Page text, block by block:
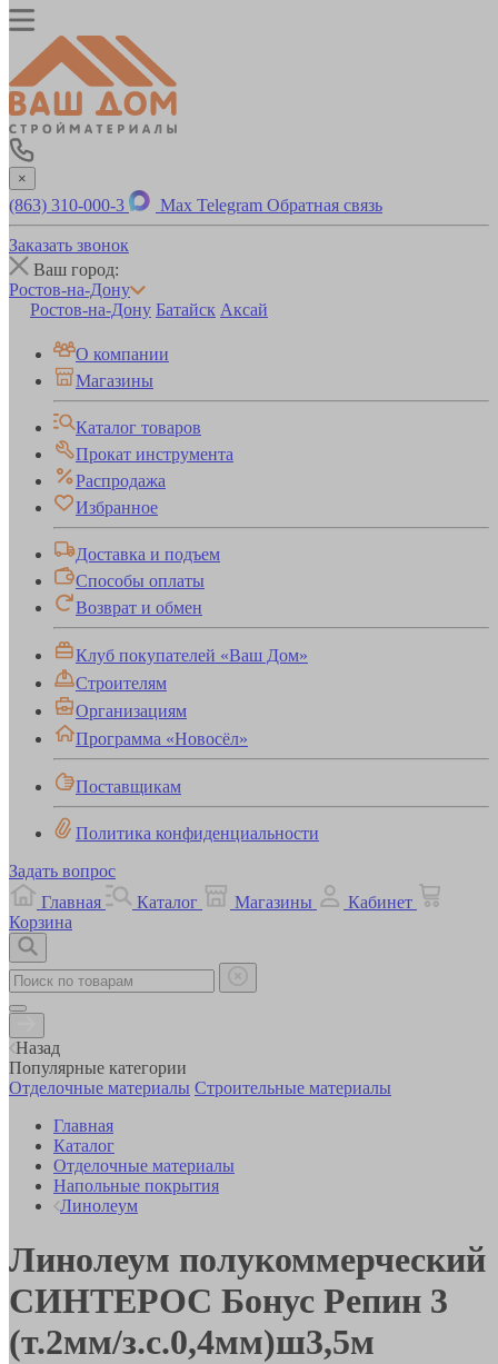
×
(863) 310-000-3 Max Telegram Обратная связь
Заказать звонок
Ваш город:
Ростов-на-Дону
Ростов-на-Дону Батайск Аксай
О компании
Магазины
Каталог товаров
Прокат инструмента
Распродажа
Избранное
Доставка и подъем
Способы оплаты
Возврат и обмен
Клуб покупателей «Ваш Дом»
Строителям
Организациям
Программа «Новосёл»
Поставщикам
Политика конфиденциальности
Задать вопрос
Главная
Каталог Магазины
Кабинет
Корзина
Назад
Популярные категории
Отделочные материалы Строительные материалы
Главная
Каталог
Отделочные материалы
Напольные покрытия
Линолеум
Линолеум полукоммерческий
СИНТЕРОС Бонус Репин 3
(т.2мм/з.с.0,4мм)ш3,5м